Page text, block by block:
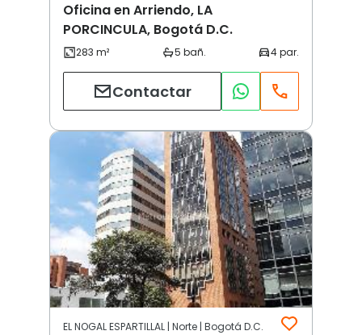
Oficina en Arriendo, LA
PORCINCULA, Bogotá D.C.
Contactar
EL NOGAL ESPARTILLAL | Norte | Bogotá D.C.